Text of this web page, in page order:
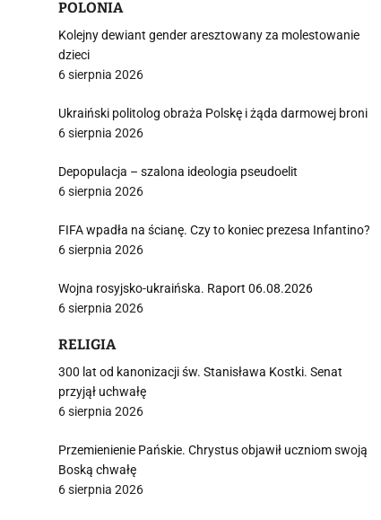
POLONIA
Kolejny dewiant gender aresztowany za molestowanie
dzieci
6 sierpnia 2026
Ukraiński politolog obraża Polskę i żąda darmowej broni
6 sierpnia 2026
Depopulacja – szalona ideologia pseudoelit
6 sierpnia 2026
FIFA wpadła na ścianę. Czy to koniec prezesa Infantino?
6 sierpnia 2026
Wojna rosyjsko-ukraińska. Raport 06.08.2026
6 sierpnia 2026
RELIGIA
300 lat od kanonizacji św. Stanisława Kostki. Senat
przyjął uchwałę
6 sierpnia 2026
Przemienienie Pańskie. Chrystus objawił uczniom swoją
Boską chwałę
6 sierpnia 2026